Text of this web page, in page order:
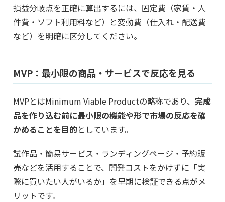
損益分岐点を正確に算出するには、固定費（家賃・人
件費・ソフト利用料など）と変動費（仕入れ・配送費
など）を明確に区分してください。
MVP：最小限の商品・サービスで反応を見る
MVPとはMinimum Viable Productの略称であり、 完成
品を作り込む前に最小限の機能や形で市場の反応を確
かめることを目的としています。
試作品・簡易サービス・ランディングページ・予約販
売などを活用することで、開発コストをかけずに「実
際に買いたい人がいるか」を早期に検証できる点がメ
リットです。